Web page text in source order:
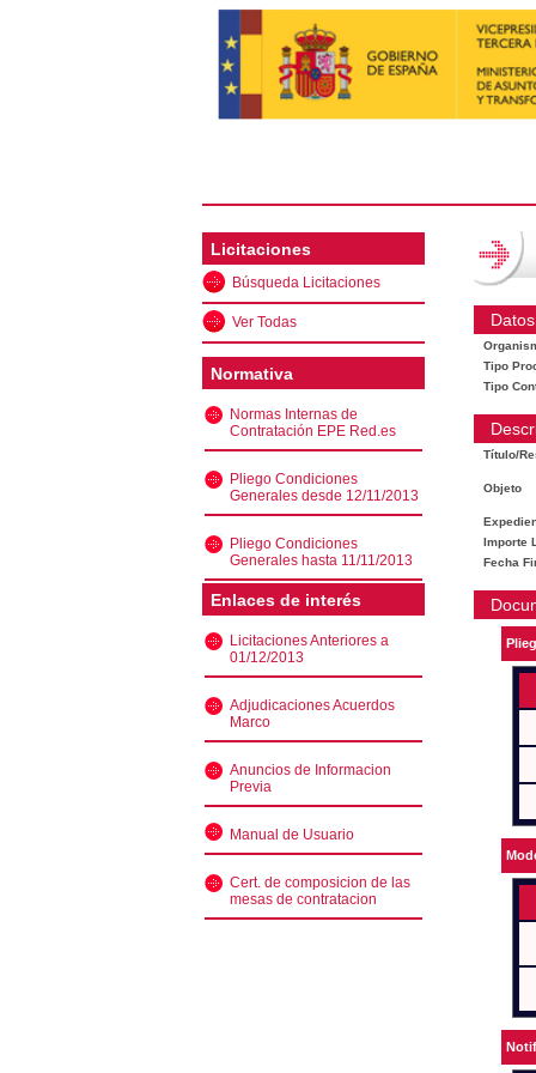
Licitaciones
Búsqueda Licitaciones
Ver Todas
Normativa
Normas Internas de
Contratación EPE Red.es
Pliego Condiciones
Generales desde 12/11/2013
Pliego Condiciones
Generales hasta 11/11/2013
Enlaces de interés
Licitaciones Anteriores a
01/12/2013
Adjudicaciones Acuerdos
Marco
Anuncios de Informacion
Previa
Manual de Usuario
Cert. de composicion de las
mesas de contratacion
Tipo
Tipo
Título/
Objeto
Importe
Fecha